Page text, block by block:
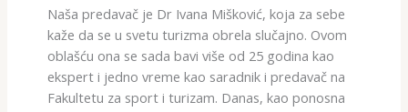
Naša predavač je Dr Ivana Mišković, koja za sebe
kaže da se u svetu turizma obrela slučajno. Ovom
oblašću ona se sada bavi više od 25 godina kao
ekspert i jedno vreme kao saradnik i predavač na
Fakultetu za sport i turizam. Danas, kao ponosna